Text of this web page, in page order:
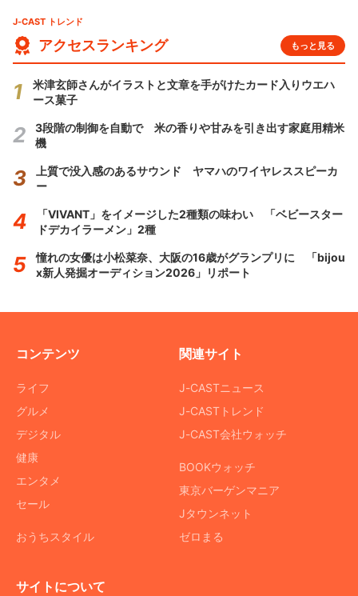
J-CAST トレンド
アクセスランキング もっと見る
米津玄師さんがイラストと文章を手がけたカード入りウエハ
ース菓子
3段階の制御を自動で 米の香りや甘みを引き出す家庭用精米
機
上質で没入感のあるサウンド ヤマハのワイヤレススピーカ
ー
「VIVANT」をイメージした2種類の味わい 「ベビースター
ドデカイラーメン」2種
憧れの女優は小松菜奈、大阪の16歳がグランプリに 「bijou
x新人発掘オーディション2026」リポート
コンテンツ
ライフ
グルメ
デジタル
健康
エンタメ
セール
おうちスタイル
関連サイト
J-CASTニュース
J-CASTトレンド
J-CAST会社ウォッチ
BOOKウォッチ
東京バーゲンマニア
Jタウンネット
ゼロまる
サイトについて